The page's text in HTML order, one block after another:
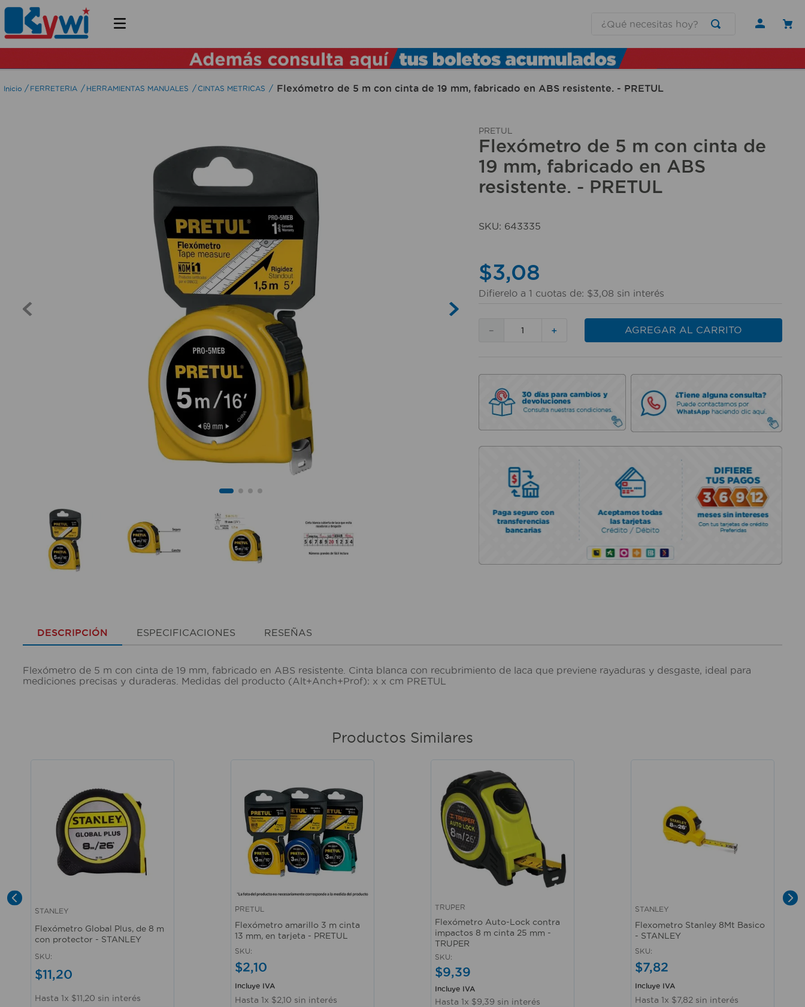
FERRETERIA HERRAMIENTAS MANUALES CINTAS METRICAS Flexómetro de 5 m con cinta de 19 mm, fabricado en ABS resistente. - PRETUL
PRETUL
Flexómetro de 5 m con cinta de
19 mm, fabricado en ABS
resistente. - PRETUL
SKU: 643335
$3,08
Difierelo a 1 cuotas de: $3,08 sin interés
＋
－ AGREGAR AL CARRITO
DESCRIPCIÓN ESPECIFICACIONES RESEÑAS
Flexómetro de 5 m con cinta de 19 mm, fabricado en ABS resistente. Cinta blanca con recubrimiento de laca que previene rayaduras y desgaste, ideal para
mediciones precisas y duraderas. Medidas del producto (Alt+Anch+Prof): x x cm PRETUL
Productos Similares
Vista rápida
STANLEY
Flexómetro Global Plus, de 8 m
con protector - STANLEY
SKU:
$11,20
Hasta 1x $11,20 sin interés
Vista rápida
PRETUL
Flexómetro amarillo 3 m cinta
13 mm, en tarjeta - PRETUL
SKU:
$2,10
Incluye IVA
Hasta 1x $2,10 sin interés
TRUPER
Flexómetro Auto-Lock contra
impactos 8 m cinta 25 mm -
TRUPER
SKU:
$9,39
Incluye IVA
Hasta 1x $9,39 sin interés
Vista rápida
STANLEY
Flexometro Stanley 8Mt Basico
- STANLEY
SKU:
$7,82
Incluye IVA
Hasta 1x $7,82 sin interés
TÉRMINOS MÁS BUSCADOS
.
lamparas
2
ducha